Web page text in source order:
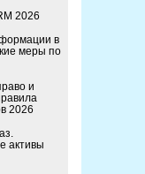
2026
в
меры по
и
2026
активы